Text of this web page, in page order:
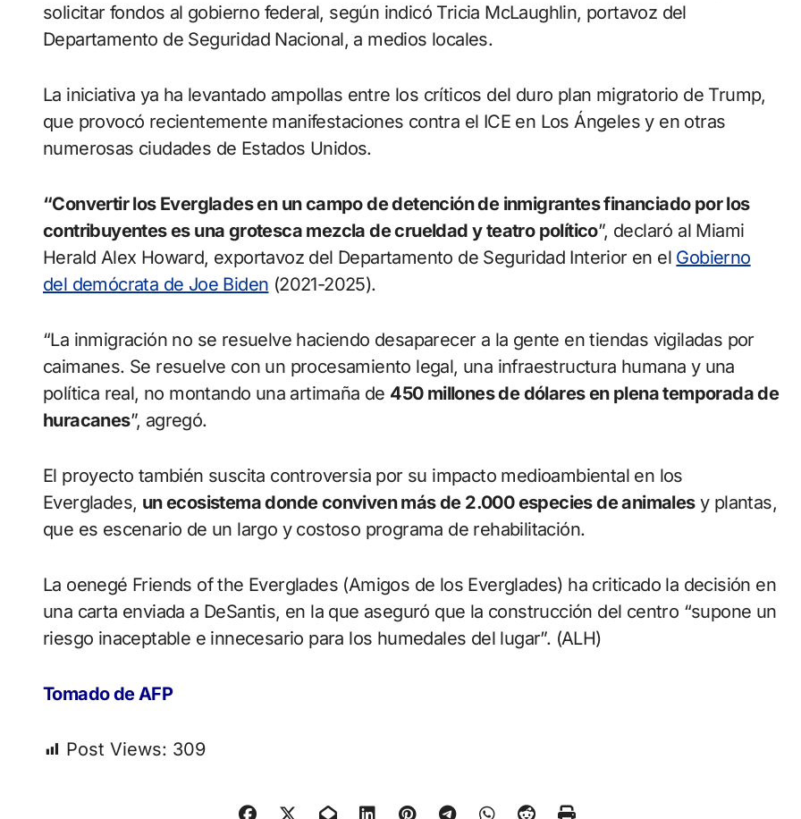
solicitar fondos al gobierno federal, según indicó Tricia McLaughlin, portavoz del
Departamento de Seguridad Nacional, a medios locales.
La iniciativa ya ha levantado ampollas entre los críticos del duro plan migratorio de Trump,
que provocó recientemente manifestaciones contra el ICE en Los Ángeles y en otras
numerosas ciudades de Estados Unidos.
“Convertir los Everglades en un campo de detención de inmigrantes financiado por los
contribuyentes es una grotesca mezcla de crueldad y teatro político”, declaró al Miami
Herald Alex Howard, exportavoz del Departamento de Seguridad Interior en el Gobierno
del demócrata de Joe Biden (2021-2025).
“La inmigración no se resuelve haciendo desaparecer a la gente en tiendas vigiladas por
caimanes. Se resuelve con un procesamiento legal, una infraestructura humana y una
política real, no montando una artimaña de 450 millones de dólares en plena temporada de
huracanes”, agregó.
El proyecto también suscita controversia por su impacto medioambiental en los
Everglades, un ecosistema donde conviven más de 2.000 especies de animalesy plantas,
que es escenario de un largo y costoso programa de rehabilitación.
La oenegé Friends of the Everglades (Amigos de los Everglades) ha criticado la decisión en
una carta enviada a DeSantis, en la que aseguró que la construcción del centro “supone un
riesgo inaceptable e innecesario para los humedales del lugar”. (ALH)
Tomado de AFP
Post Views: 309